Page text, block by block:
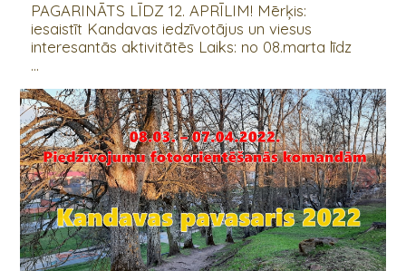
PAGARINĀTS LĪDZ 12. APRĪLIM! Mērķis:
iesaistīt Kandavas iedzīvotājus un viesus
interesantās aktivitātēs Laiks: no 08.marta līdz
...